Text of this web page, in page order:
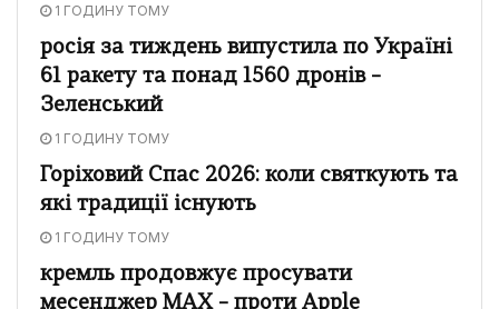
1 ГОДИНУ ТОМУ
росія за тиждень випустила по Україні
61 ракету та понад 1560 дронів –
Зеленський
1 ГОДИНУ ТОМУ
Горіховий Спас 2026: коли святкують та
які традиції існують
1 ГОДИНУ ТОМУ
кремль продовжує просувати
месенджер MAX – проти Apple